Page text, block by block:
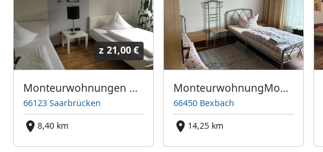
z 21,00 €
Monteurwohnungen Burgardt
66123 Saarbrücken
8,40 km
MonteurwohnungMonteurzimmer
66450 Bexbach
14,25 km